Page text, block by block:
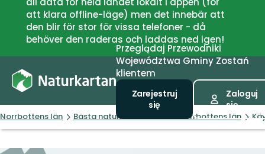
att klara offline-läge) men det innebär att
den blir för stor för vissa telefoner - då
behöver den raderas och laddas ned igen!
Przeglądaj Przewodniki
Województwa Gminy Zostań
klientem
Zarejestruj
się
Zaloguj
się
Norrbottens län Bästa naturnära boendet i Norrbottens län